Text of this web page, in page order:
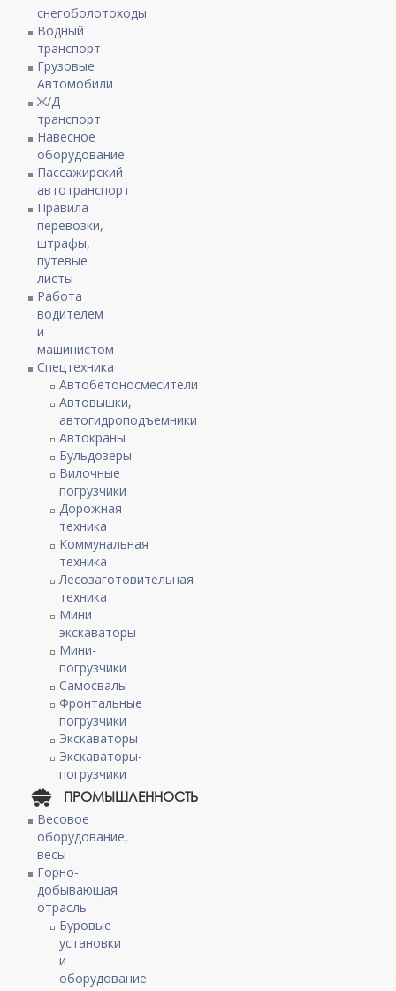
снегоболотоходы
Водный
транспорт
Грузовые
Автомобили
Ж/Д
транспорт
Навесное
оборудование
Пассажирский
автотранспорт
Правила
перевозки,
штрафы,
путевые
листы
Работа
водителем
и
машинистом
Спецтехника
Автобетоносмесители
Автовышки,
автогидроподъемники
Автокраны
Бульдозеры
Вилочные
погрузчики
Дорожная
техника
Коммунальная
техника
Лесозаготовительная
техника
Мини
экскаваторы
Мини-
погрузчики
Самосвалы
Фронтальные
погрузчики
Экскаваторы
Экскаваторы-
погрузчики
ПРОМЫШЛЕННОСТЬ
Весовое
оборудование,
весы
Горно-
добывающая
отрасль
Буровые
установки
и
оборудование